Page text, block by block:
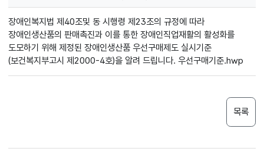
장애인복지법 제40조및 동 시행령 제23조의 규정에 따라
장애인생산품의 판매촉진과 이를 통한 장애인직업재활의 활성화를
도모하기 위해 제정된 장애인생산품 우선구매제도 실시기준
(보건복지부고시 제2000-4호)을 알려 드립니다.우선구매기준.hwp
목록